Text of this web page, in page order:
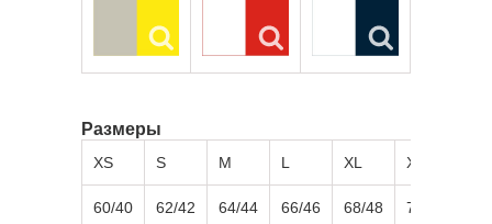
Размеры
XS S M L XL XXL
60/40 62/42 64/44 66/46 68/48 70/50